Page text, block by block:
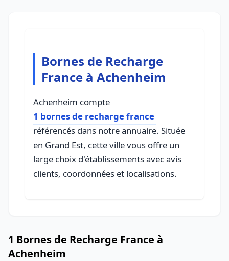
Bornes de Recharge
France à Achenheim
Achenheim compte
1 bornes de recharge france
référencés dans notre annuaire. Située
en Grand Est, cette ville vous offre un
large choix d'établissements avec avis
clients, coordonnées et localisations.
1 Bornes de Recharge France à
Achenheim